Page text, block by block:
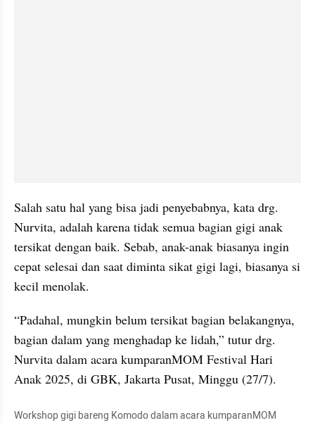
Salah satu hal yang bisa jadi penyebabnya, kata drg.
Nurvita, adalah karena tidak semua bagian gigi anak
tersikat dengan baik. Sebab, anak-anak biasanya ingin
cepat selesai dan saat diminta sikat gigi lagi, biasanya si
kecil menolak.
“Padahal, mungkin belum tersikat bagian belakangnya,
bagian dalam yang menghadap ke lidah,” tutur drg.
Nurvita dalam acara kumparanMOM Festival Hari
Anak 2025, di GBK, Jakarta Pusat, Minggu (27/7).
Workshop gigi bareng Komodo dalam acara kumparanMOM